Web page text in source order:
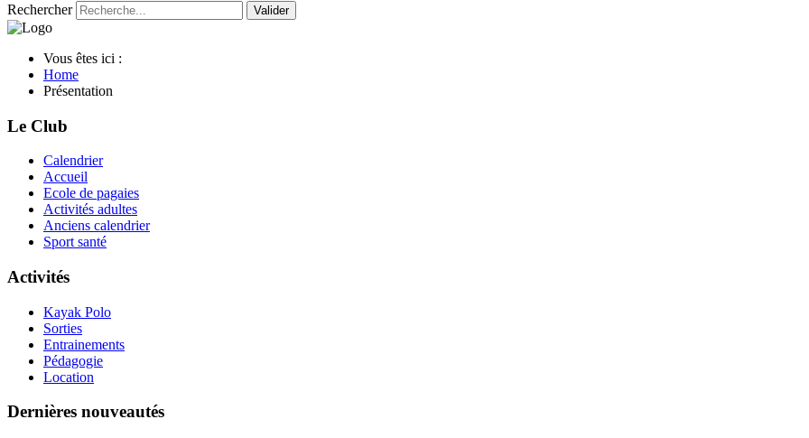
Rechercher Valider
Vous êtes ici :
Home
Présentation
Le Club
Calendrier
Accueil
Ecole de pagaies
Activités adultes
Anciens calendrier
Sport santé
Activités
Kayak Polo
Sorties
Entrainements
Pédagogie
Location
Dernières nouveautés